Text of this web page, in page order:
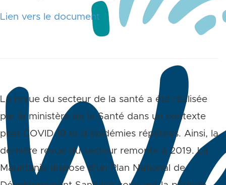
Lien vers le document
La revue du secteur de la santé a été réalisée
par le ministère de la Santé dans un contexte
post COVID 19 et d’épidémies répétées. Ainsi, la
dernière revue du secteur remonte à 2019. La
Mauritanie dispose d’un Plan National de